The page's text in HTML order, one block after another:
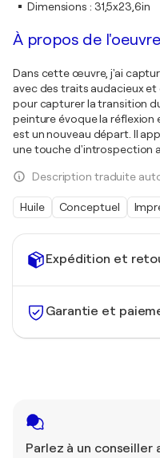
Expédition et
Garantie et
Parlez à un conseiller
Dimensions : 31,5x23,6in
À propos de l'oeuvre
Dans cette œuvre, j'ai
avec des traits audacieux et
pour capturer la transition
peinture évoque la réflexion
est un nouveau départ. Il
une touche d'introspection
Description traduite
Huile Conceptuel